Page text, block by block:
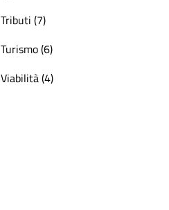
Tributi (7)
Turismo (6)
Viabilità (4)